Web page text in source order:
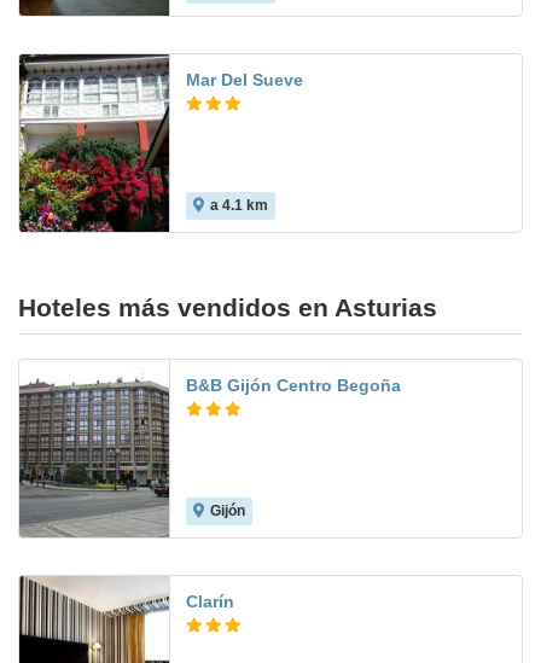
Mar Del Sueve
a 4.1 km
Hoteles más vendidos en Asturias
B&B Gijón Centro Begoña
Gijón
Clarín